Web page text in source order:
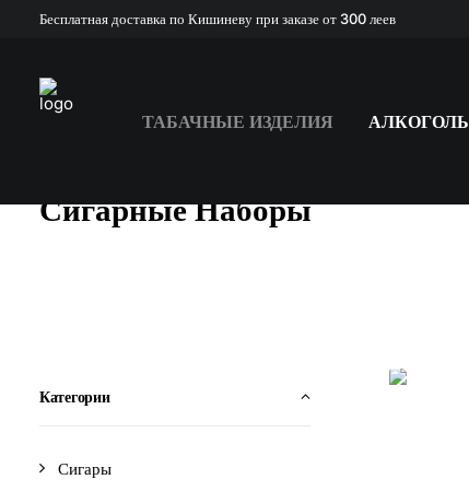
Бесплатная доставка по Кишиневу при заказе от 300 леев
ТАБАЧНЫЕ ИЗДЕЛИЯ АЛКОГОЛЬ
Сигарные Наборы
Категории
Сигары